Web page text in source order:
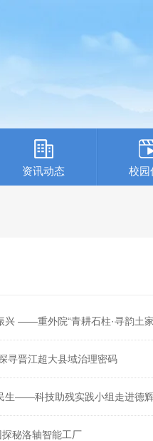
资讯动态 校园
兴 ——重外院“青耕石柱·寻韵土
寻晋江超大县域治理密码
生——科技助残实践小组走进德
秘洛轴智能工厂